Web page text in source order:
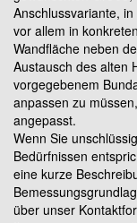
Anschlussvariante,
vor allem in
Wandfläche neben
Austausch des alten
vorgegebenem
anpassen zu
angepasst.
Wenn Sie
Bedürfnissen
eine kurze
über unser